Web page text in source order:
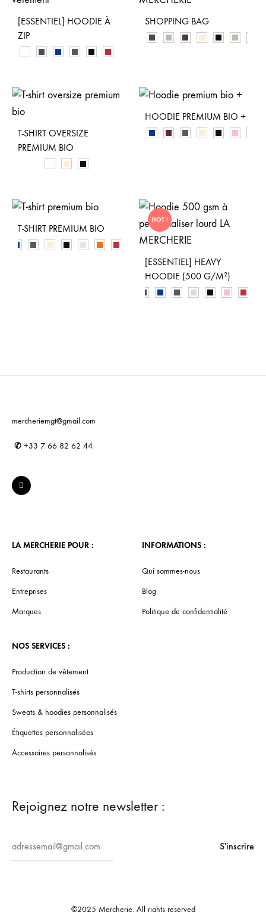
[ESSENTIEL] HOODIE À
ZIP
SHOPPING BAG
T-SHIRT OVERSIZE
PREMIUM BIO
HOODIE PREMIUM BIO +
T-SHIRT PREMIUM BIO
HOT !
[ESSENTIEL] HEAVY
HOODIE (500 G/M²)
mercheriemgt@gmail.com
✆ +33 7 66 82 62 44
LA MERCHERIE POUR :
Restaurants
Entreprises
Marques
NOS SERVICES :
Production de vêtement
T-shirts personnalisés
Sweats & hoodies personnalisés
Étiquettes personnalisées
Accessoires personnalisés
INFORMATIONS :
Qui sommes-nous
Blog
Politique de confidentialité
Rejoignez notre newsletter :
©2025 Mercherie. All rights reserved